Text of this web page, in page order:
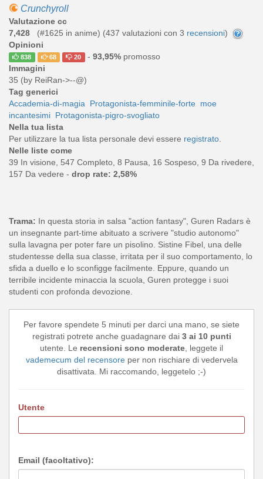
Crunchyroll
Valutazione cc
7,428
(#1625 in anime) (437 valutazioni con 3 recensioni)
Opinioni
838 68 20 - 93,95%promosso
Immagini
35 (by ReiRan->--@)
Tag generici
Accademia-di-magia Protagonista-femminile-forte moe
incantesimi Protagonista-pigro-svogliato
Nella tua lista
Per utilizzare la tua lista personale devi essere registrato.
Nelle liste come
39 In visione, 547 Completo, 8 Pausa, 16 Sospeso, 9 Da rivedere,
157 Da vedere - drop rate: 2,58%
Trama: In questa storia in salsa "action fantasy", Guren Radars è
un insegnante part-time abituato a scrivere "studio autonomo"
sulla lavagna per poter fare un pisolino. Sistine Fibel, una delle
studentesse della sua classe, irritata per il suo comportamento, lo
sfida a duello e lo sconfigge facilmente. Eppure, quando un
terribile incidente minaccia la scuola, Guren protegge i suoi
studenti con profonda devozione.
Per favore spendete 5 minuti per darci una mano, se siete
registrati potrete anche guadagnare dai 3 ai 10 punti
utente. Le recensioni sono moderate, leggete il
vademecum del recensoreper non rischiare di vedervela
disattivata. Mi raccomando, leggetelo ;-)
Utente
Email (facoltativo):